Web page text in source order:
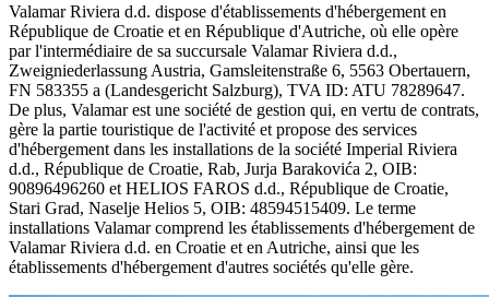
Valamar Riviera d.d. dispose d'établissements d'hébergement en
République de Croatie et en République d'Autriche, où elle opère
par l'intermédiaire de sa succursale Valamar Riviera d.d.,
Zweigniederlassung Austria, Gamsleitenstraße 6, 5563 Obertauern,
FN 583355 a (Landesgericht Salzburg), TVA ID: ATU 78289647.
De plus, Valamar est une société de gestion qui, en vertu de contrats,
gère la partie touristique de l'activité et propose des services
d'hébergement dans les installations de la société Imperial Riviera
d.d., République de Croatie, Rab, Jurja Barakovića 2, OIB:
90896496260 et HELIOS FAROS d.d., République de Croatie,
Stari Grad, Naselje Helios 5, OIB: 48594515409. Le terme
installations Valamar comprend les établissements d'hébergement de
Valamar Riviera d.d. en Croatie et en Autriche, ainsi que les
établissements d'hébergement d'autres sociétés qu'elle gère.